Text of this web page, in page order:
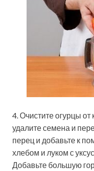
4. Очистите огурцы
удалите семена и
перец и добавьте к
хлебом и луком с
Добавьте большую